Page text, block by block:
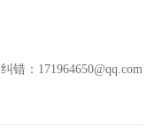
纠错：171964650@qq.com